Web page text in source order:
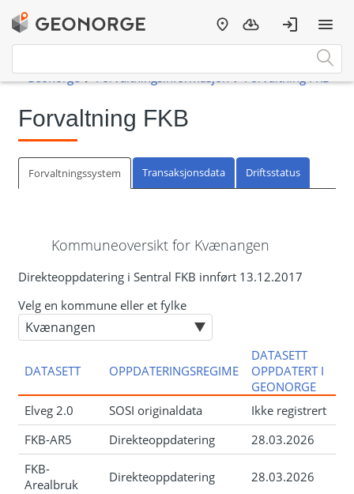
Forvaltning FKB
Forvaltningssystem Transaksjonsdata Driftsstatus
Kommuneoversikt for Kvænangen
Direkteoppdatering i Sentral FKB innført 13.12.2017
Velg en kommune eller et fylke
DATASETT OPPDATERINGSREGIME
DATASETT
OPPDATERT I
GEONORGE
Elveg 2.0
SOSI originaldata
Ikke registrert
FKB-AR5
Direkteoppdatering
28.03.2026
FKB-
Arealbruk
Direkteoppdatering 28.03.2026